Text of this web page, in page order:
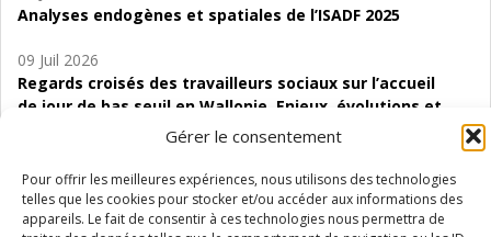
Gérer le consentement
Pour offrir les meilleures expériences, nous utilisons des technologies
telles que les cookies pour stocker et/ou accéder aux informations des
appareils. Le fait de consentir à ces technologies nous permettra de
Analyses endogènes et spatiales de l’ISADF 2025
09 Juil 2026
Regards croisés des travailleurs sociaux sur l’accueil
de jour de bas seuil en Wallonie. Enjeux, évolutions et
06 Juil 2026
Étude d’évaluabilité des Structures
d’accompagnement à l’autocréation d’emploi (SAACE)